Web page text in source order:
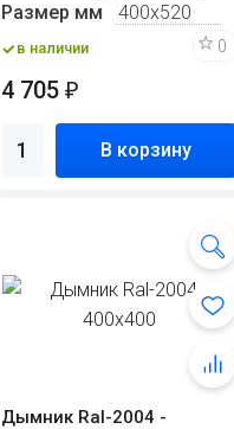
Размер мм
400х520
в наличии 0
4 705₽
В корзину
Дымник Ral-2004 -